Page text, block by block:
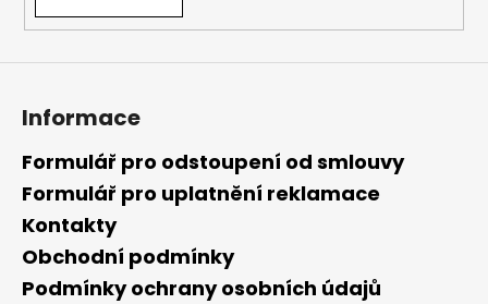
Informace
Formulář pro odstoupení od smlouvy
Formulář pro uplatnění reklamace
Kontakty
Obchodní podmínky
Podmínky ochrany osobních údajů